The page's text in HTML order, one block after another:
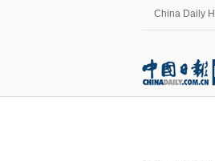
China Daily